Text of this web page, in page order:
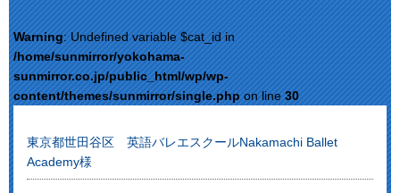
Warning: Undefined variable $cat_id in
/home/sunmirror/yokohama-
sunmirror.co.jp/public_html/wp/wp-
content/themes/sunmirror/single.phpon line30
東京都世田谷区 英語バレエスクールNakamachi Ballet
Academy様